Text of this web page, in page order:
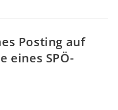
Posting auf
eines SPÖ-